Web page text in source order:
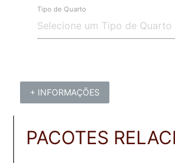
Tipo de Quarto
+ INFORMAÇÕES
PACOTES